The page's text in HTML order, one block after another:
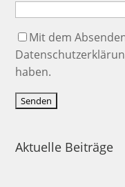
Mit dem
haben.
Aktuelle Beiträge